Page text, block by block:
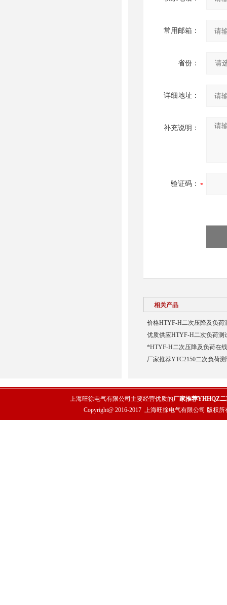
常用邮箱：
省份：
详细地址：
补充说明：
验证码：
相关产品
价格HTYF-H二次压降及负荷
优质供应HTYF-H二次负荷测
*HTYF-H二次压降及负荷在
厂家推荐YTC2150二次负荷
上海旺徐电气有限公司主要经营优质的厂家推荐YHHQZ
Copyright@ 2016-2017 上海旺徐电气有限公司 版权